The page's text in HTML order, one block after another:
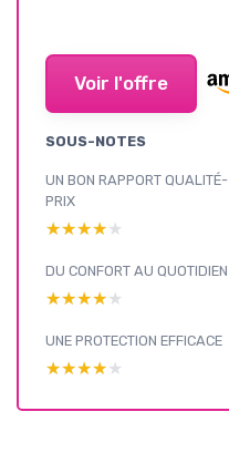
Voir l'offre
SOUS-NOTES
UN BON RAPPORT QUALITÉ-
PRIX
★★★★★
★★★★★
DU CONFORT AU QUOTIDIEN
★★★★★
★★★★★
UNE PROTECTION EFFICACE
★★★★★
★★★★★